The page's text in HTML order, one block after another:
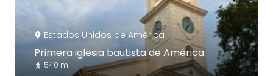
Estados Unidos de América
Primera iglesia bautista de América
540 m